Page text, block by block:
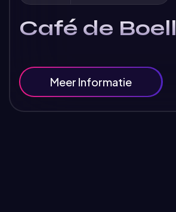
Café de Boell
Meer Informatie